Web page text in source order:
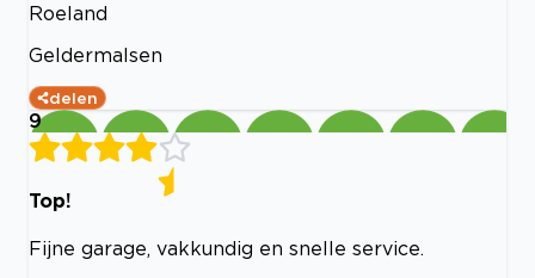
Roeland
Geldermalsen
delen
9
Top!
Fijne garage, vakkundig en snelle service.